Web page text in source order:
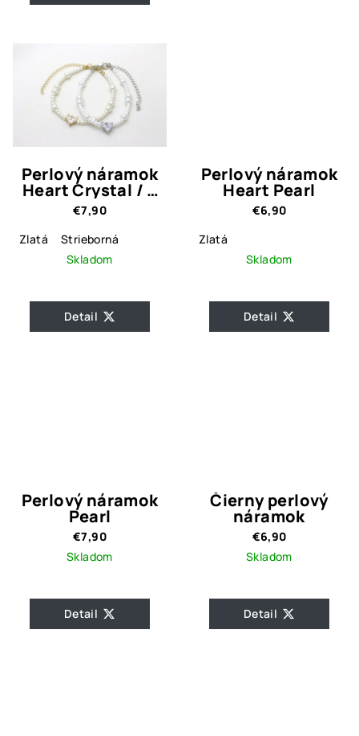
Perlový náramok
Heart Crystal / 2
prevedenia
€7,90
Zlatá
Strieborná
Skladom
Detail
Perlový náramok
Heart Pearl
€6,90
Zlatá
Skladom
Detail
Perlový náramok
Pearl
€7,90
Skladom
Detail
Čierny perlový
náramok
€6,90
Skladom
Detail